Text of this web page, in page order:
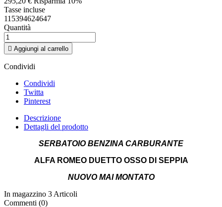
 Aggiungi al carrello
Condividi
Condividi
Pinterest
Descrizione
Dettagli del prodotto
ALFA ROMEO DUETTO OSSO DI SEPPIA
NUOVO MAI MONTATO
In magazzino 3 Articoli
Ancora nessuna recensione da parte degli utenti.
Non è stato possibile inviare il tuo giudizio sulla recensione